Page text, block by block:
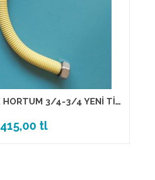
50 CM KOMBİ FLEX HORTUM 3/4-3/4 YENİ TİP 13890
415,00 tl